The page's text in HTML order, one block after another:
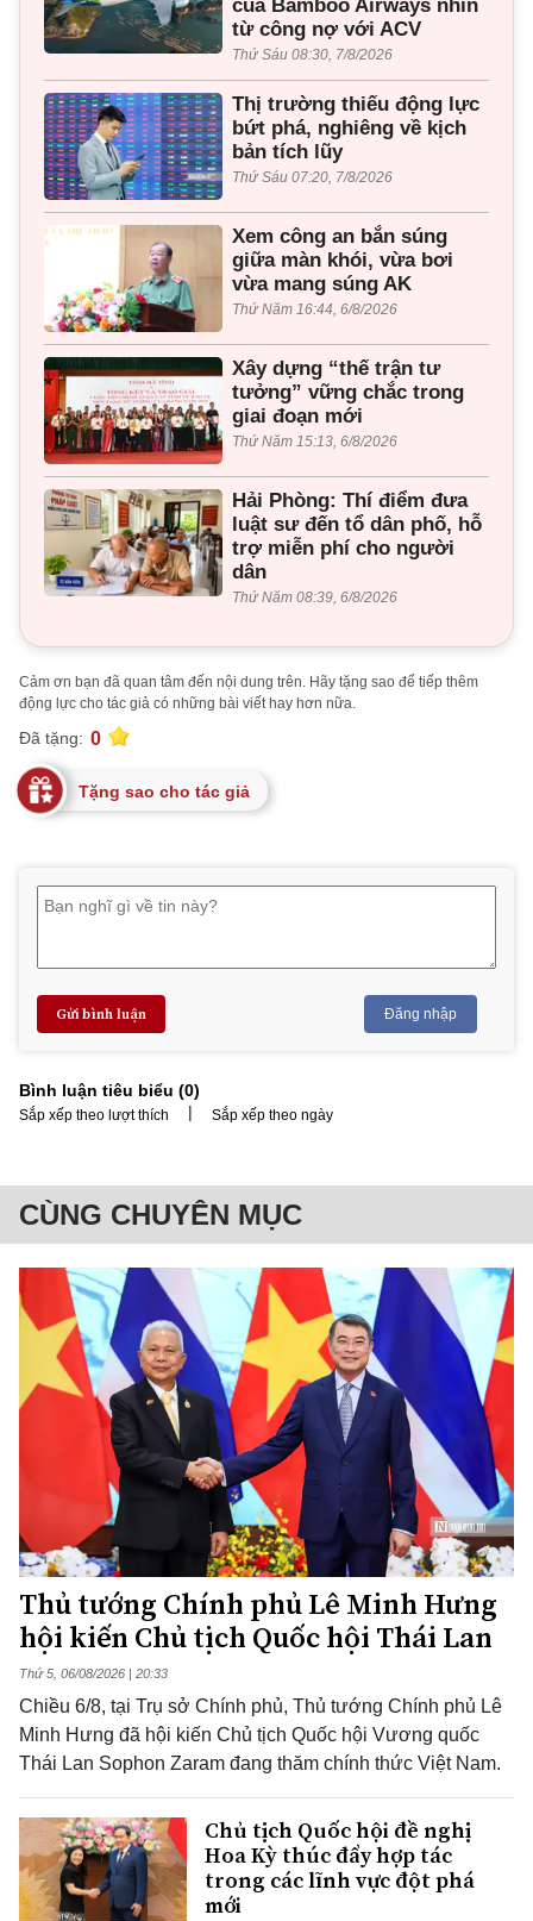
của Bamboo Airways nhìn
từ công nợ với ACV
Thứ Sáu 08:30, 7/8/2026
Thị trường thiếu động lực
bứt phá, nghiêng về kịch
bản tích lũy
Thứ Sáu 07:20, 7/8/2026
Xem công an bắn súng
giữa màn khói, vừa bơi
vừa mang súng AK
Thứ Năm 16:44, 6/8/2026
Xây dựng “thế trận tư
tưởng” vững chắc trong
giai đoạn mới
Thứ Năm 15:13, 6/8/2026
Hải Phòng: Thí điểm đưa
luật sư đến tổ dân phố, hỗ
trợ miễn phí cho người
dân
Thứ Năm 08:39, 6/8/2026
Cảm ơn bạn đã quan tâm đến nội dung trên. Hãy tặng sao để tiếp thêm
động lực cho tác giả có những bài viết hay hơn nữa.
Đã tặng: 0
Tặng sao cho tác giả
Gửi bình luận Đăng nhập
Bình luận tiêu biểu (0)
Sắp xếp theo lượt thích | Sắp xếp theo ngày
CÙNG CHUYÊN MỤC
Thủ tướng Chính phủ Lê Minh Hưng
hội kiến Chủ tịch Quốc hội Thái Lan
Thứ 5, 06/08/2026 | 20:33
Chiều 6/8, tại Trụ sở Chính phủ, Thủ tướng Chính phủ Lê
Minh Hưng đã hội kiến Chủ tịch Quốc hội Vương quốc
Thái Lan Sophon Zaram đang thăm chính thức Việt Nam.
Chủ tịch Quốc hội đề nghị
Hoa Kỳ thúc đẩy hợp tác
trong các lĩnh vực đột phá
mới